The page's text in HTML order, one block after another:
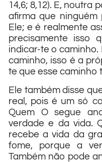
14,6; 8,12). E, noutra
afirma que
Ele; e é realmente
precisamente isso
indicar-te o caminho.
caminho, isso é a
te que esse caminho
Ele também disse
real, pois é um só
Quem O segue
verdade e da vida.
recebe a vida da
fome, porque a
Também não pode